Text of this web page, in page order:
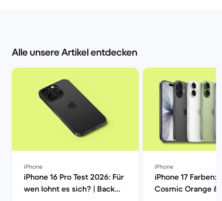
Alle unsere Artikel entdecken
iPhone
iPhone 16 Pro Test 2026: Für
wen lohnt es sich? | Back
iPhone
iPhone 17 Farben:
Cosmic Orange &